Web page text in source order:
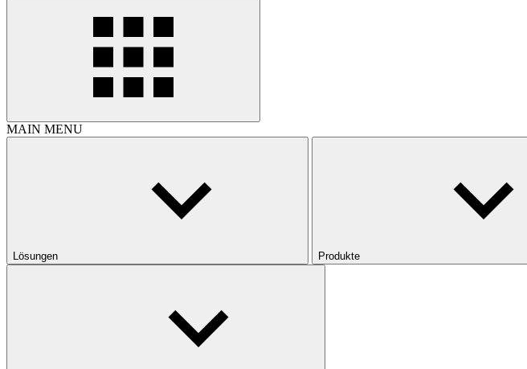
MAIN MENU
Lösungen Produkte